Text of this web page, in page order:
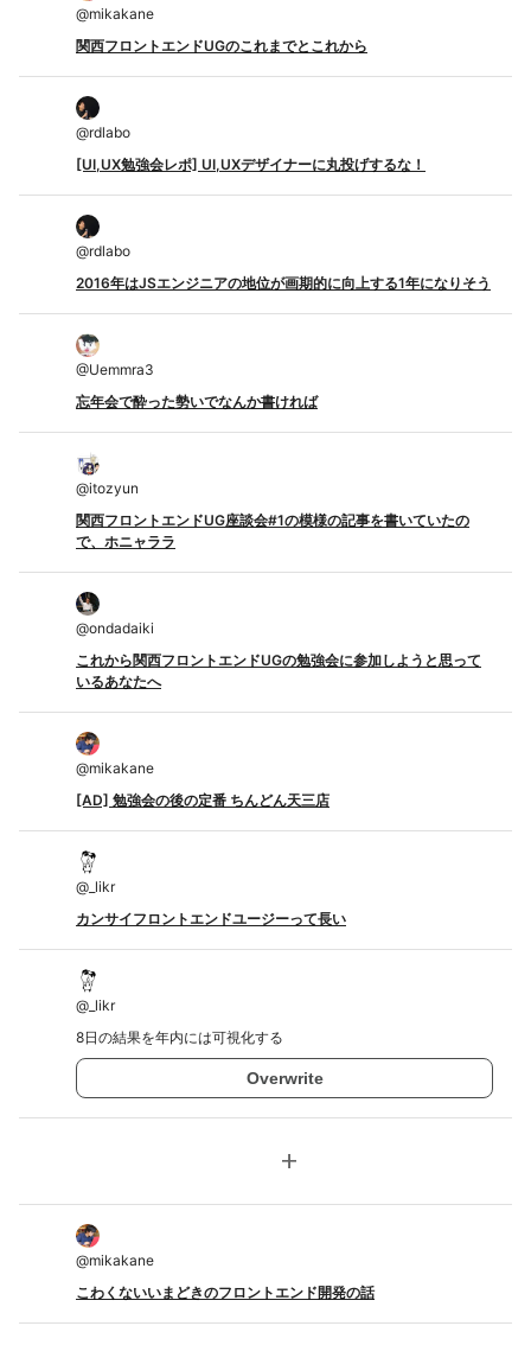
@mikakane
関西フロントエンドUGのこれまでとこれから
@rdlabo
[UI,UX勉強会レポ] UI,UXデザイナーに丸投げするな！
@rdlabo
2016年はJSエンジニアの地位が画期的に向上する1年になりそう
@Uemmra3
忘年会で酔った勢いでなんか書ければ
@itozyun
関西フロントエンドUG座談会#1の模様の記事を書いていたの
で、ホニャララ
@ondadaiki
これから関西フロントエンドUGの勉強会に参加しようと思って
いるあなたへ
@mikakane
[AD] 勉強会の後の定番 ちんどん天三店
@ _likr
カンサイフロントエンドユージーって長い
@ _likr
8日の結果を年内には可視化する
Overwrite
add
@mikakane
こわくないいまどきのフロントエンド開発の話